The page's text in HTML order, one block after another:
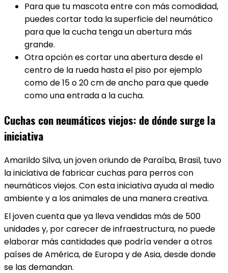
Para que tu mascota entre con más comodidad,
puedes cortar toda la superficie del neumático
para que la cucha tenga un abertura más
grande.
Otra opción es cortar una abertura desde el
centro de la rueda hasta el piso por ejemplo
como de 15 o 20 cm de ancho para que quede
como una entrada a la cucha.
Cuchas con neumáticos viejos: de dónde surge la
iniciativa
Amarildo Silva, un joven oriundo de Paraíba, Brasil, tuvo
la iniciativa de fabricar cuchas para perros con
neumáticos viejos. Con esta iniciativa ayuda al medio
ambiente y a los animales de una manera creativa.
El joven cuenta que ya lleva vendidas más de 500
unidades y, por carecer de infraestructura, no puede
elaborar más cantidades que podría vender a otros
países de América, de Europa y de Asia, desde donde
se las demandan.